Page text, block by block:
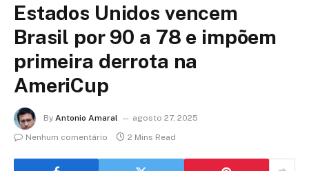
Estados Unidos vencem
Brasil por 90 a 78 e impõem
primeira derrota na
AmeriCup
By Antonio Amaral
agosto 27, 2025
Nenhum comentário
2 Mins Read